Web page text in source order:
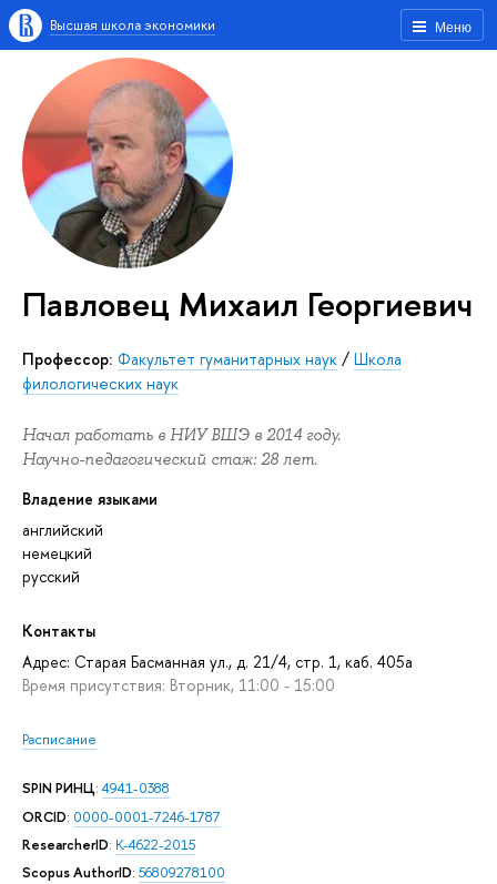
Меню
Высшая школа экономики
Павловец Михаил Георгиевич
Профессор: Факультет гуманитарных наук / Школа
филологических наук
Начал работать в НИУ ВШЭ в 2014 году.
Научно-педагогический стаж: 28 лет.
Владение языками
английский
немецкий
русский
Контакты
Адрес: Старая Басманная ул., д. 21/4, стр. 1, каб. 405а
Время присутствия: Вторник, 11:00 - 15:00
Расписание
SPIN РИНЦ:4941-0388
ORCID: 0000-0001-7246-1787
ResearcherID: K-4622-2015
Scopus AuthorID: 56809278100